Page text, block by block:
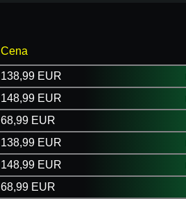
Cena
138,99 EUR
148,99 EUR
68,99 EUR
138,99 EUR
148,99 EUR
68,99 EUR